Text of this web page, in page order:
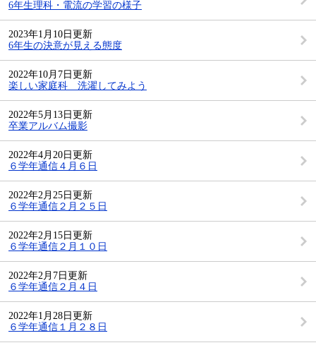
6年生理科・電流の学習の様子
2023年1月10日更新
6年生の決意が見える態度
2022年10月7日更新
楽しい家庭科 洗濯してみよう
2022年5月13日更新
卒業アルバム撮影
2022年4月20日更新
６学年通信４月６日
2022年2月25日更新
６学年通信２月２５日
2022年2月15日更新
６学年通信２月１０日
2022年2月7日更新
６学年通信２月４日
2022年1月28日更新
６学年通信１月２８日